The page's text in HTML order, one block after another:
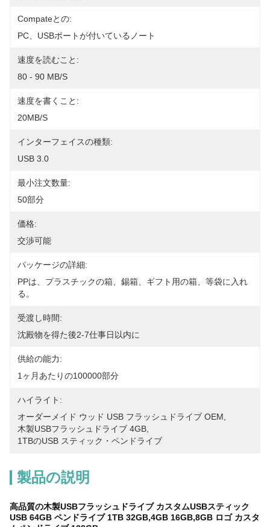
Compateとの:
PC、USBポートが付いているノート
速度を読むこと:
80 - 90 MB/S
速度を書くこと:
20MB/S
インターフェイスの種類:
USB 3.0
最小注文数量:
50部分
価格:
交渉可能
パッケージの詳細:
PPは、プラスチックの箱、錫箱、ギフト用の箱、等袋に入れ
る。
受渡し時間:
沈殿物を得た後2-7仕事日以内に
供給の能力:
1ヶ月あたりの100000部分
ハイライト:
オーダーメイド ウッド USB フラッシュドライブ OEM
木製USBフラッシュドライブ 4GB
1TBのUSB スティック・ペンドライブ
製品の説明
高品質の木製USBフラッシュドライブ カスタムUSBスティック
USB 64GB ペンドライブ 1TB 32GB,4GB 16GB,8GB ロゴ カスタ